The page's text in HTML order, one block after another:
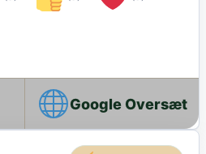
Google Oversæt